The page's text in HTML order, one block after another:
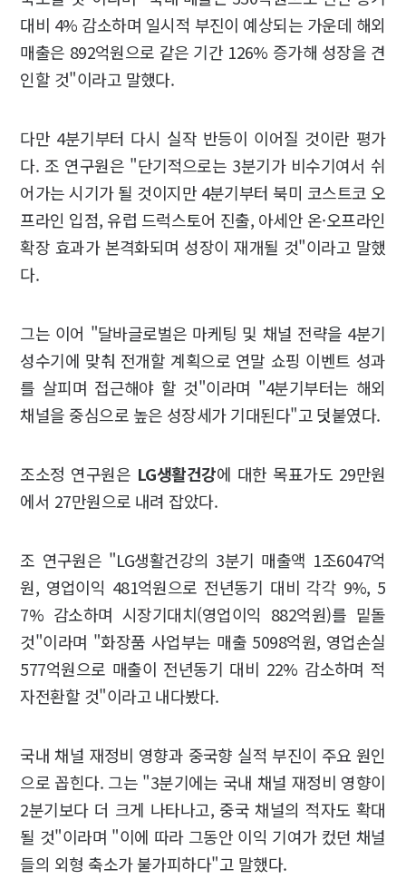
대비 4% 감소하며 일시적 부진이 예상되는 가운데 해외
매출은 892억원으로 같은 기간 126% 증가해 성장을 견
인할 것"이라고 말했다.
다만 4분기부터 다시 실작 반등이 이어질 것이란 평가
다. 조 연구원은 "단기적으로는 3분기가 비수기여서 쉬
어가는 시기가 될 것이지만 4분기부터 북미 코스트코 오
프라인 입점, 유럽 드럭스토어 진출, 아세안 온·오프라인
확장 효과가 본격화되며 성장이 재개될 것"이라고 말했
다.
그는 이어 "달바글로벌은 마케팅 및 채널 전략을 4분기
성수기에 맞춰 전개할 계획으로 연말 쇼핑 이벤트 성과
를 살피며 접근해야 할 것"이라며 "4분기부터는 해외
채널을 중심으로 높은 성장세가 기대된다"고 덧붙였다.
조소정 연구원은 LG생활건강에 대한 목표가도 29만원
에서 27만원으로 내려 잡았다.
조 연구원은 "LG생활건강의 3분기 매출액 1조6047억
원, 영업이익 481억원으로 전년동기 대비 각각 9%, 5
7% 감소하며 시장기대치(영업이익 882억원)를 밑돌
것"이라며 "화장품 사업부는 매출 5098억원, 영업손실
577억원으로 매출이 전년동기 대비 22% 감소하며 적
자전환할 것"이라고 내다봤다.
국내 채널 재정비 영향과 중국향 실적 부진이 주요 원인
으로 꼽힌다. 그는 "3분기에는 국내 채널 재정비 영향이
2분기보다 더 크게 나타나고, 중국 채널의 적자도 확대
될 것"이라며 "이에 따라 그동안 이익 기여가 컸던 채널
들의 외형 축소가 불가피하다"고 말했다.